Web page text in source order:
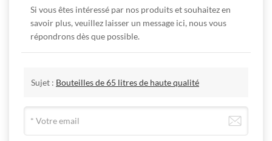
Si vous êtes intéressé par nos produits et souhaitez en
savoir plus, veuillez laisser un message ici, nous vous
répondrons dès que possible.
Sujet : Bouteilles de 65 litres de haute qualité